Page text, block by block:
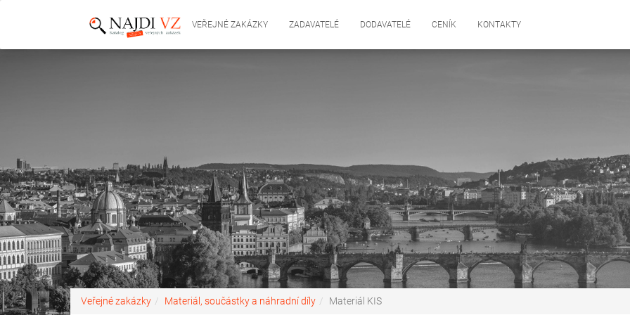
VEŘEJNÉ ZAKÁZKY ZADAVATELÉ DODAVATELÉ CENÍK KONTAKTY
Veřejné zakázky Materiál, součástky a náhradní díly Materiál KIS